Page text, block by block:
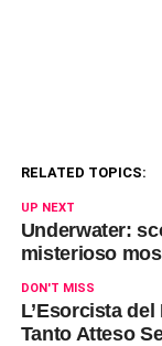
RELATED TOPICS:
UP NEXT
Underwater:
misterioso
DON'T MISS
L’Esorcista
Tanto Atteso